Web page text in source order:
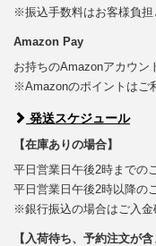
※振込手数料はお客様負担
Amazon Pay
お持ちのAmazonアカウン
※Amazonのポイントはご
発送スケジュール
【在庫ありの場合】
平日営業日午後2時までの
平日営業日午後2時以降の
※銀行振込の場合はご入金
【入荷待ち、予約注文が含